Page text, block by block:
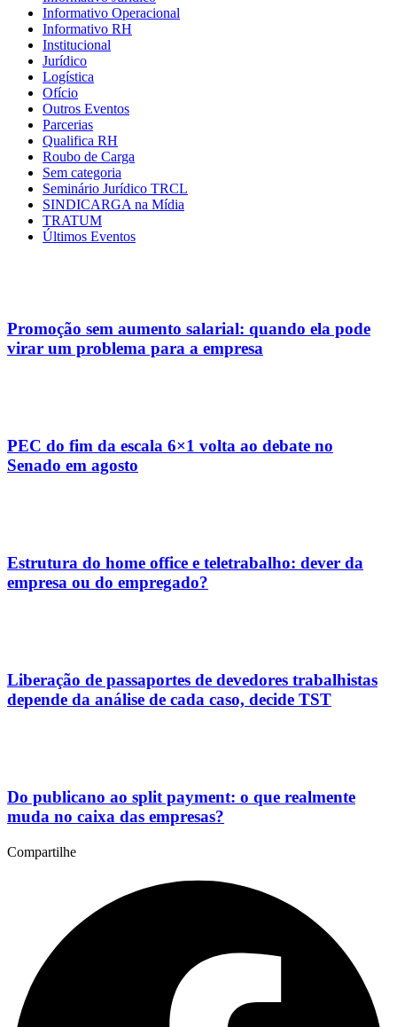
Informativo Operacional
Informativo RH
Institucional
Jurídico
Logística
Ofício
Outros Eventos
Parcerias
Qualifica RH
Roubo de Carga
Sem categoria
Seminário Jurídico TRCL
SINDICARGA na Mídia
TRATUM
Últimos Eventos
Promoção sem aumento salarial: quando ela pode
virar um problema para a empresa
PEC do fim da escala 6×1 volta ao debate no
Senado em agosto
Estrutura do home office e teletrabalho: dever da
empresa ou do empregado?
Liberação de passaportes de devedores trabalhistas
depende da análise de cada caso, decide TST
Do publicano ao split payment: o que realmente
muda no caixa das empresas?
Compartilhe